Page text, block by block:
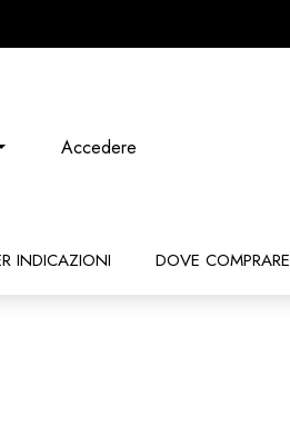
Accedere
INDICAZIONI DOVE COMPRARE